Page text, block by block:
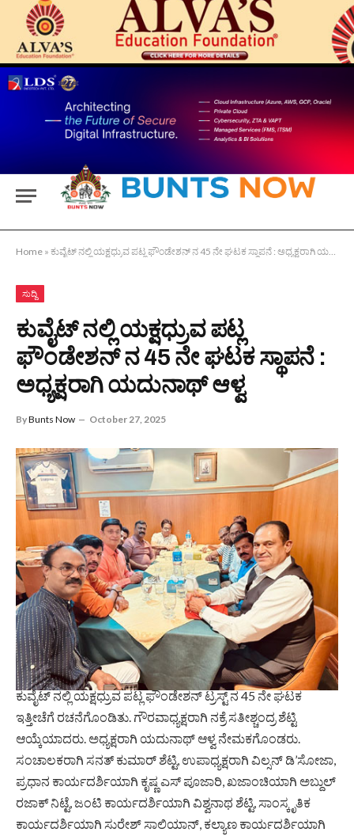
Home » ಕುವೈಟ್ ನಲ್ಲಿ ಯಕ್ಷಧ್ರುವ ಪಟ್ಲ ಫೌಂಡೇಶನ್ ನ 45 ನೇ ಘಟಕ ಸ್ಥಾಪನೆ : ಅಧ್ಯಕ್ಷರಾಗಿ ಯದುನಾಥ್ ಆಳ್ವ
ಸುದ್ದಿ
ಕುವೈಟ್ ನಲ್ಲಿ ಯಕ್ಷಧ್ರುವ ಪಟ್ಲ
ಫೌಂಡೇಶನ್ ನ 45 ನೇ ಘಟಕ ಸ್ಥಾಪನೆ :
ಅಧ್ಯಕ್ಷರಾಗಿ ಯದುನಾಥ್ ಆಳ್ವ
ByBunts Now October 27, 2025
ಕುವೈಟ್ ನಲ್ಲಿ ಯಕ್ಷಧ್ರುವ ಪಟ್ಲ ಫೌಂಡೇಶನ್ ಟ್ರಸ್ಟ್ ನ 45 ನೇ ಘಟಕ
ಇತ್ತೀಚೆಗೆ ರಚನೆಗೊಂಡಿತು. ಗೌರವಾಧ್ಯಕ್ಷರಾಗಿ ನಕ್ರೆ ಸತೀಶ್ಚಂದ್ರ ಶೆಟ್ಟಿ
ಆಯ್ಕೆಯಾದರು. ಅಧ್ಯಕ್ಷರಾಗಿ ಯದುನಾಥ್ ಆಳ್ವ ನೇಮಕಗೊಂಡರು.
ಸಂಚಾಲಕರಾಗಿ ಸನತ್ ಕುಮಾರ್ ಶೆಟ್ಟಿ, ಉಪಾಧ್ಯಕ್ಷರಾಗಿ ವಿಲ್ಸನ್ ಡಿ’ಸೋಜಾ,
ಪ್ರಧಾನ ಕಾರ್ಯದರ್ಶಿಯಾಗಿ ಕೃಷ್ಣ ಎಸ್ ಪೂಜಾರಿ, ಖಜಾಂಚಿಯಾಗಿ ಅಬ್ದುಲ್
ರಜಾಕ್ ನಿಟ್ಟೆ, ಜಂಟಿ ಕಾರ್ಯದರ್ಶಿಯಾಗಿ ವಿಶ್ವನಾಥ ಶೆಟ್ಟಿ, ಸಾಂಸ್ಕೃತಿಕ
ಕಾರ್ಯದರ್ಶಿಯಾಗಿ ಸುರೇಶ್ ಸಾಲಿಯಾನ್, ಕಲ್ಯಾಣ ಕಾರ್ಯದರ್ಶಿಯಾಗಿ